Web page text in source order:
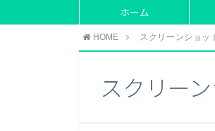
ホーム
HOME スクリーンショ
スクリー